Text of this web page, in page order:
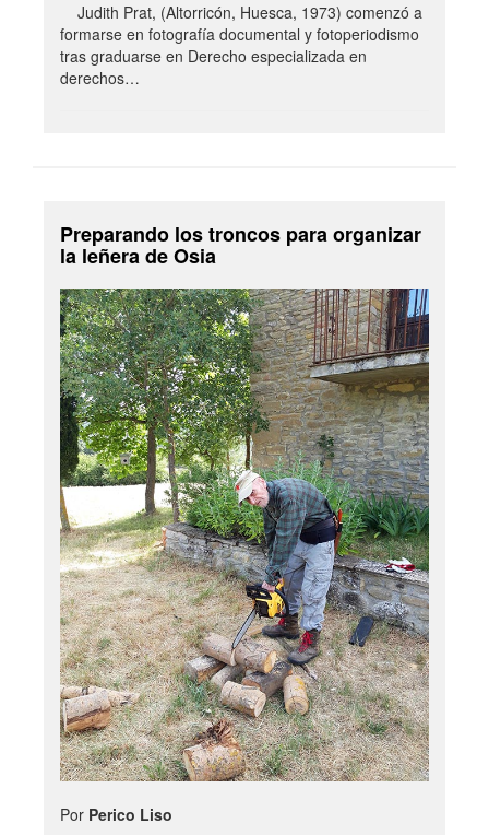
Judith Prat, (Altorricón, Huesca, 1973) comenzó a
formarse en fotografía documental y fotoperiodismo
tras graduarse en Derecho especializada en
derechos…
Preparando los troncos para organizar
la leñera de Osia
Por Perico Liso